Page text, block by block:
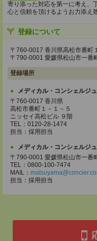
寄り添った対応を第一に考え、
心と信頼を頂けるようお力添え
登録について
〒760-0017 香川県高松市番町
〒790-0001 愛媛県松山市一番
登録場所
メディカル・コンシェルジ
〒760-0017 香川県
高松市番町１－１－５
ニッセイ高松ビル ９階
TEL：0120-28-1474
担当：採用担当
メディカル・コンシェルジ
〒790-0001 愛媛県松山市一
TEL：0800-100-7474
MAIL：
担当：採用担当